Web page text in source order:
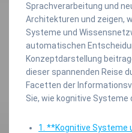
Sprachverarbeitung und
Architekturen und zeigen,
Systeme und
automatischen
Konzeptdarstellung
dieser spannenden Reise
Facetten der
Sie, wie kognitive
1. **Kognitive Systeme